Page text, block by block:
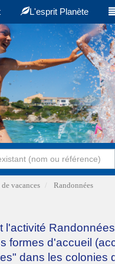
L'esprit Planète
vacances Randonnées
l'activité
formes d'accueil
dans les colonies